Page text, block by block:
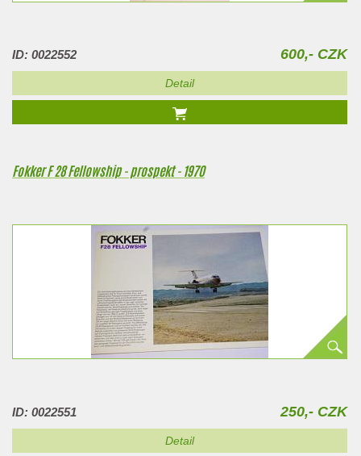
ID: 0022552 600,- CZK
Detail
Fokker F 28 Fellowship - prospekt - 1970
ID: 0022551 250,- CZK
Detail